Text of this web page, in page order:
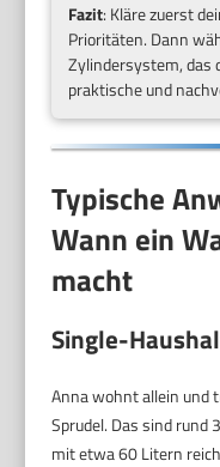
Fazit: Kläre zuerst
Prioritäten. Dann
Zylindersystem, das
praktische und
Typische
Wann ein
macht
Single-
Anna wohnt allein und
Sprudel. Das sind rund
mit etwa 60 Litern